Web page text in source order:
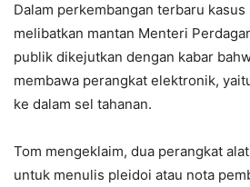
Dalam perkembangan terbaru kasus
melibatkan mantan Menteri
publik dikejutkan dengan kabar
membawa perangkat elektronik,
ke dalam sel tahanan.
Tom mengeklaim, dua perangkat
untuk menulis pleidoi atau nota